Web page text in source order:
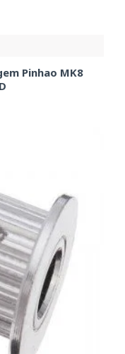
Pinhao MK8